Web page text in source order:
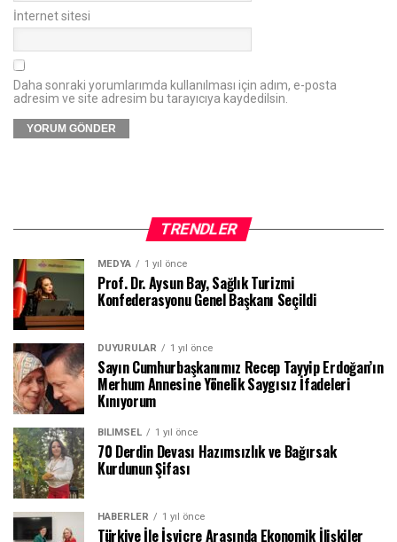
İnternet sitesi
Daha sonraki yorumlarımda kullanılması için adım, e-posta
adresim ve site adresim bu tarayıcıya kaydedilsin.
TRENDLER
MEDYA 1 yıl önce
Prof. Dr. Aysun Bay, Sağlık Turizmi
Konfederasyonu Genel Başkanı Seçildi
DUYURULAR 1 yıl önce
Sayın Cumhurbaşkanımız Recep Tayyip Erdoğan’ın
Merhum Annesine Yönelik Saygısız İfadeleri
Kınıyorum
BILIMSEL 1 yıl önce
70 Derdin Devası Hazımsızlık ve Bağırsak
Kurdunun Şifası
HABERLER 1 yıl önce
Türkiye İle İsviçre Arasında Ekonomik İlişkiler